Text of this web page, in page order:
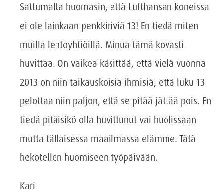
Sattumalta huomasin, että Lufthansan koneissa
ei ole lainkaan penkkiriviä 13! En tiedä miten
muilla lentoyhtiöillä. Minua tämä kovasti
huvittaa. On vaikea käsittää, että vielä vuonna
2013 on niin taikauskoisia ihmisiä, että luku 13
pelottaa niin paljon, että se pitää jättää pois. En
tiedä pitäisikö olla huvittunut vai huolissaan
mutta tällaisessa maailmassa elämme. Tätä
hekotellen huomiseen työpäivään.
Kari